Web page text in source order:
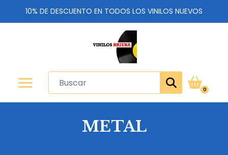
10% DE DESCUENTO EN TODOS LOS VINILOS NUEVOS
0
METAL